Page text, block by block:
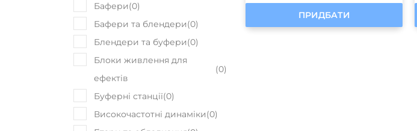
Бафери(0)
Бафери та блендери(0)
Блендери та буфери(0)
Блоки живлення для
ефектів
(0)
Буферні станції(0)
Високочастотні динаміки(0)
ПРИДБАТИ